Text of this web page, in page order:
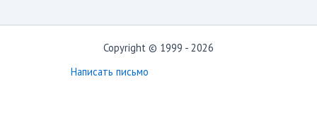
Copyright © 1999 - 2026
Написать письмо